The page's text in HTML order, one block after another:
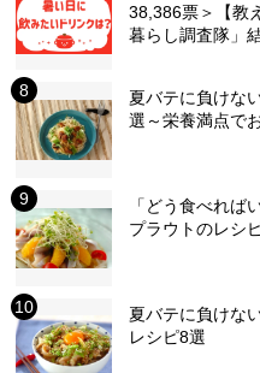
38,386票＞【教
暮らし調査隊」
夏バテに負けな
選～栄養満点で
「どう食べれば
プラウトのレシ
夏バテに負けな
レシピ8選